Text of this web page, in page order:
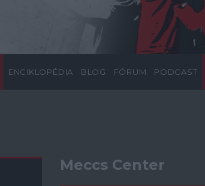
ENCIKLOPÉDIA BLOG FÓRUM PODCAST
Meccs Center